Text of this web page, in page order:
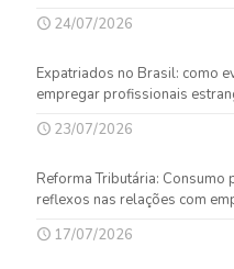
24/07/2026
Expatriados no Brasil: como
empregar profissionais
23/07/2026
Reforma Tributária:
reflexos nas relações com
17/07/2026